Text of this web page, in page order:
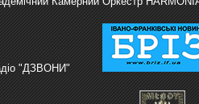
"ДЗВОНИ"